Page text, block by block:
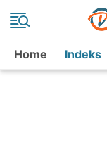
Home Indeks